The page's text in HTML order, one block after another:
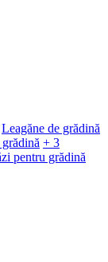
Leagăne de grădină
+ 3
pentru grădină